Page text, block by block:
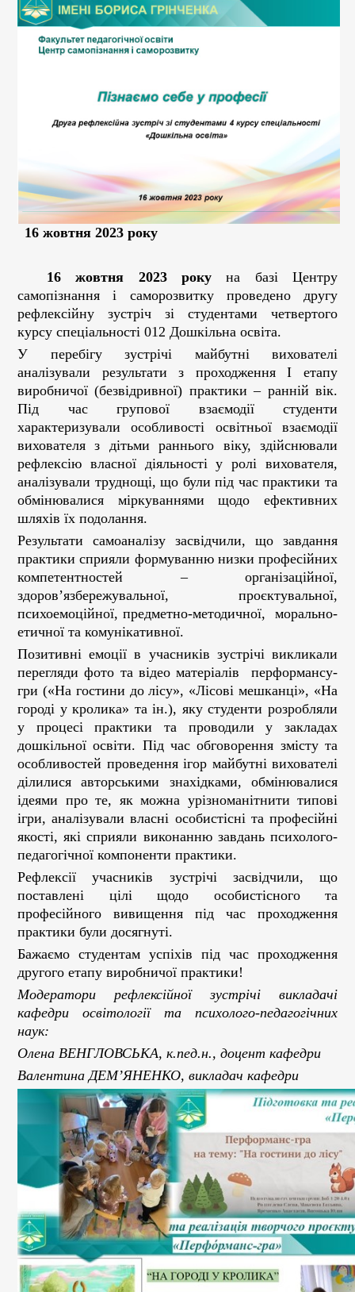
16 жовтня 2023 року
16 жовтня 2023 рокуна базі Центру
самопізнання і саморозвитку проведено другу
рефлексійну зустріч зі студентами четвертого
курсу спеціальності 012 Дошкільна освіта.
У перебігу зустрічі майбутні вихователі
аналізували результати з проходження І етапу
виробничої (безвідривної) практики – ранній вік.
Під час групової взаємодії студенти
характеризували особливості освітньої взаємодії
вихователя з дітьми раннього віку, здійснювали
рефлексію власної діяльності у ролі вихователя,
аналізували труднощі, що були під час практики та
обмінювалися міркуваннями щодо ефективних
шляхів їх подолання.
Результати самоаналізу засвідчили, що завдання
практики сприяли формуванню низки професійних
компетентностей – організаційної,
здоров’язбережувальної, проєктувальної,
психоемоційної, предметно-методичної, морально-
етичної та комунікативної.
Позитивні емоції в учасників зустрічі викликали
перегляди фото та відео матеріалів перформансу-
гри («На гостини до лісу», «Лісові мешканці», «На
городі у кролика» та ін.), яку студенти розробляли
у процесі практики та проводили у закладах
дошкільної освіти. Під час обговорення змісту та
особливостей проведення ігор майбутні вихователі
ділилися авторськими знахідками, обмінювалися
ідеями про те, як можна урізноманітнити типові
ігри, аналізували власні особистісні та професійні
якості, які сприяли виконанню завдань психолого-
педагогічної компоненти практики.
Рефлексії учасників зустрічі засвідчили, що
поставлені цілі щодо особистісного та
професійного вивищення під час проходження
практики були досягнуті.
Бажаємо студентам успіхів під час проходження
другого етапу виробничої практики!
Модератори рефлексійної зустрічі викладачі
кафедри освітології та психолого-педагогічних
наук:
Олена ВЕНГЛОВСЬКА, к.пед.н., доцент кафедри
Валентина ДЕМ’ЯНЕНКО, викладач кафедри